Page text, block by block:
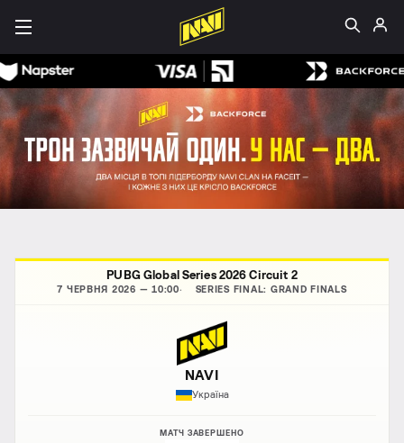
PUBG Global Series 2026 Circuit 2
7 ЧЕРВНЯ 2026 — 10:00 SERIES FINAL: GRAND FINALS
NAVI
Україна
МАТЧ ЗАВЕРШЕНО